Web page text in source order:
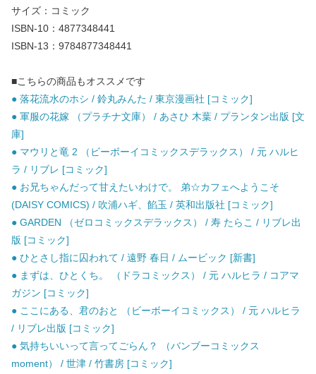
サイズ：コミック
ISBN-10：4877348441
ISBN-13：9784877348441
■こちらの商品もオススメです
● 落花流水のホシ / 鈴丸みんた / 東京漫画社 [コミック]
● 軍服の花嫁 （プラチナ文庫） / あさひ 木葉 / プランタン出版 [文
庫]
● マウリと竜 2 （ビーボーイコミックスデラックス） / 元 ハルヒ
ラ / リブレ [コミック]
● お兄ちゃんだって甘えたいわけで。 弟☆カフェへようこそ
(DAISY COMICS) / 吹浦ハギ、餡玉 / 英和出版社 [コミック]
● GARDEN （ゼロコミックスデラックス） / 寿 たらこ / リブレ出
版 [コミック]
● ひとさし指に囚われて / 遠野 春日 / ムービック [新書]
● まずは、ひとくち。 （ドラコミックス） / 元 ハルヒラ / コアマ
ガジン [コミック]
● ここにある、君のおと （ビーボーイコミックス） / 元 ハルヒラ
/ リブレ出版 [コミック]
● 気持ちいいって言ってごらん？ （バンブーコミックス
moment） / 世津 / 竹書房 [コミック]